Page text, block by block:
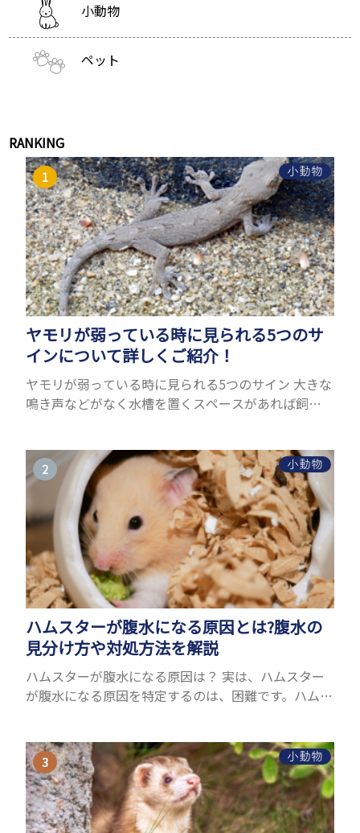
小動物
ペット
RANKING
小動物
ヤモリが弱っている時に見られる5つのサ
インについて詳しくご紹介！
ヤモリが弱っている時に見られる5つのサイン 大きな
鳴き声などがなく水槽を置くスペースがあれば飼う
でしょうか...
小動物
ハムスターが腹水になる原因とは?腹水の
見分け方や対処方法を解説
ハムスターが腹水になる原因は？ 実は、ハムスター
が腹水になる原因を特定するのは、困難です。ハムス
理由はさま...
小動物